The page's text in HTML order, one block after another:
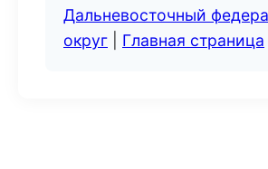
Дальневосточный
округ
Главная страница